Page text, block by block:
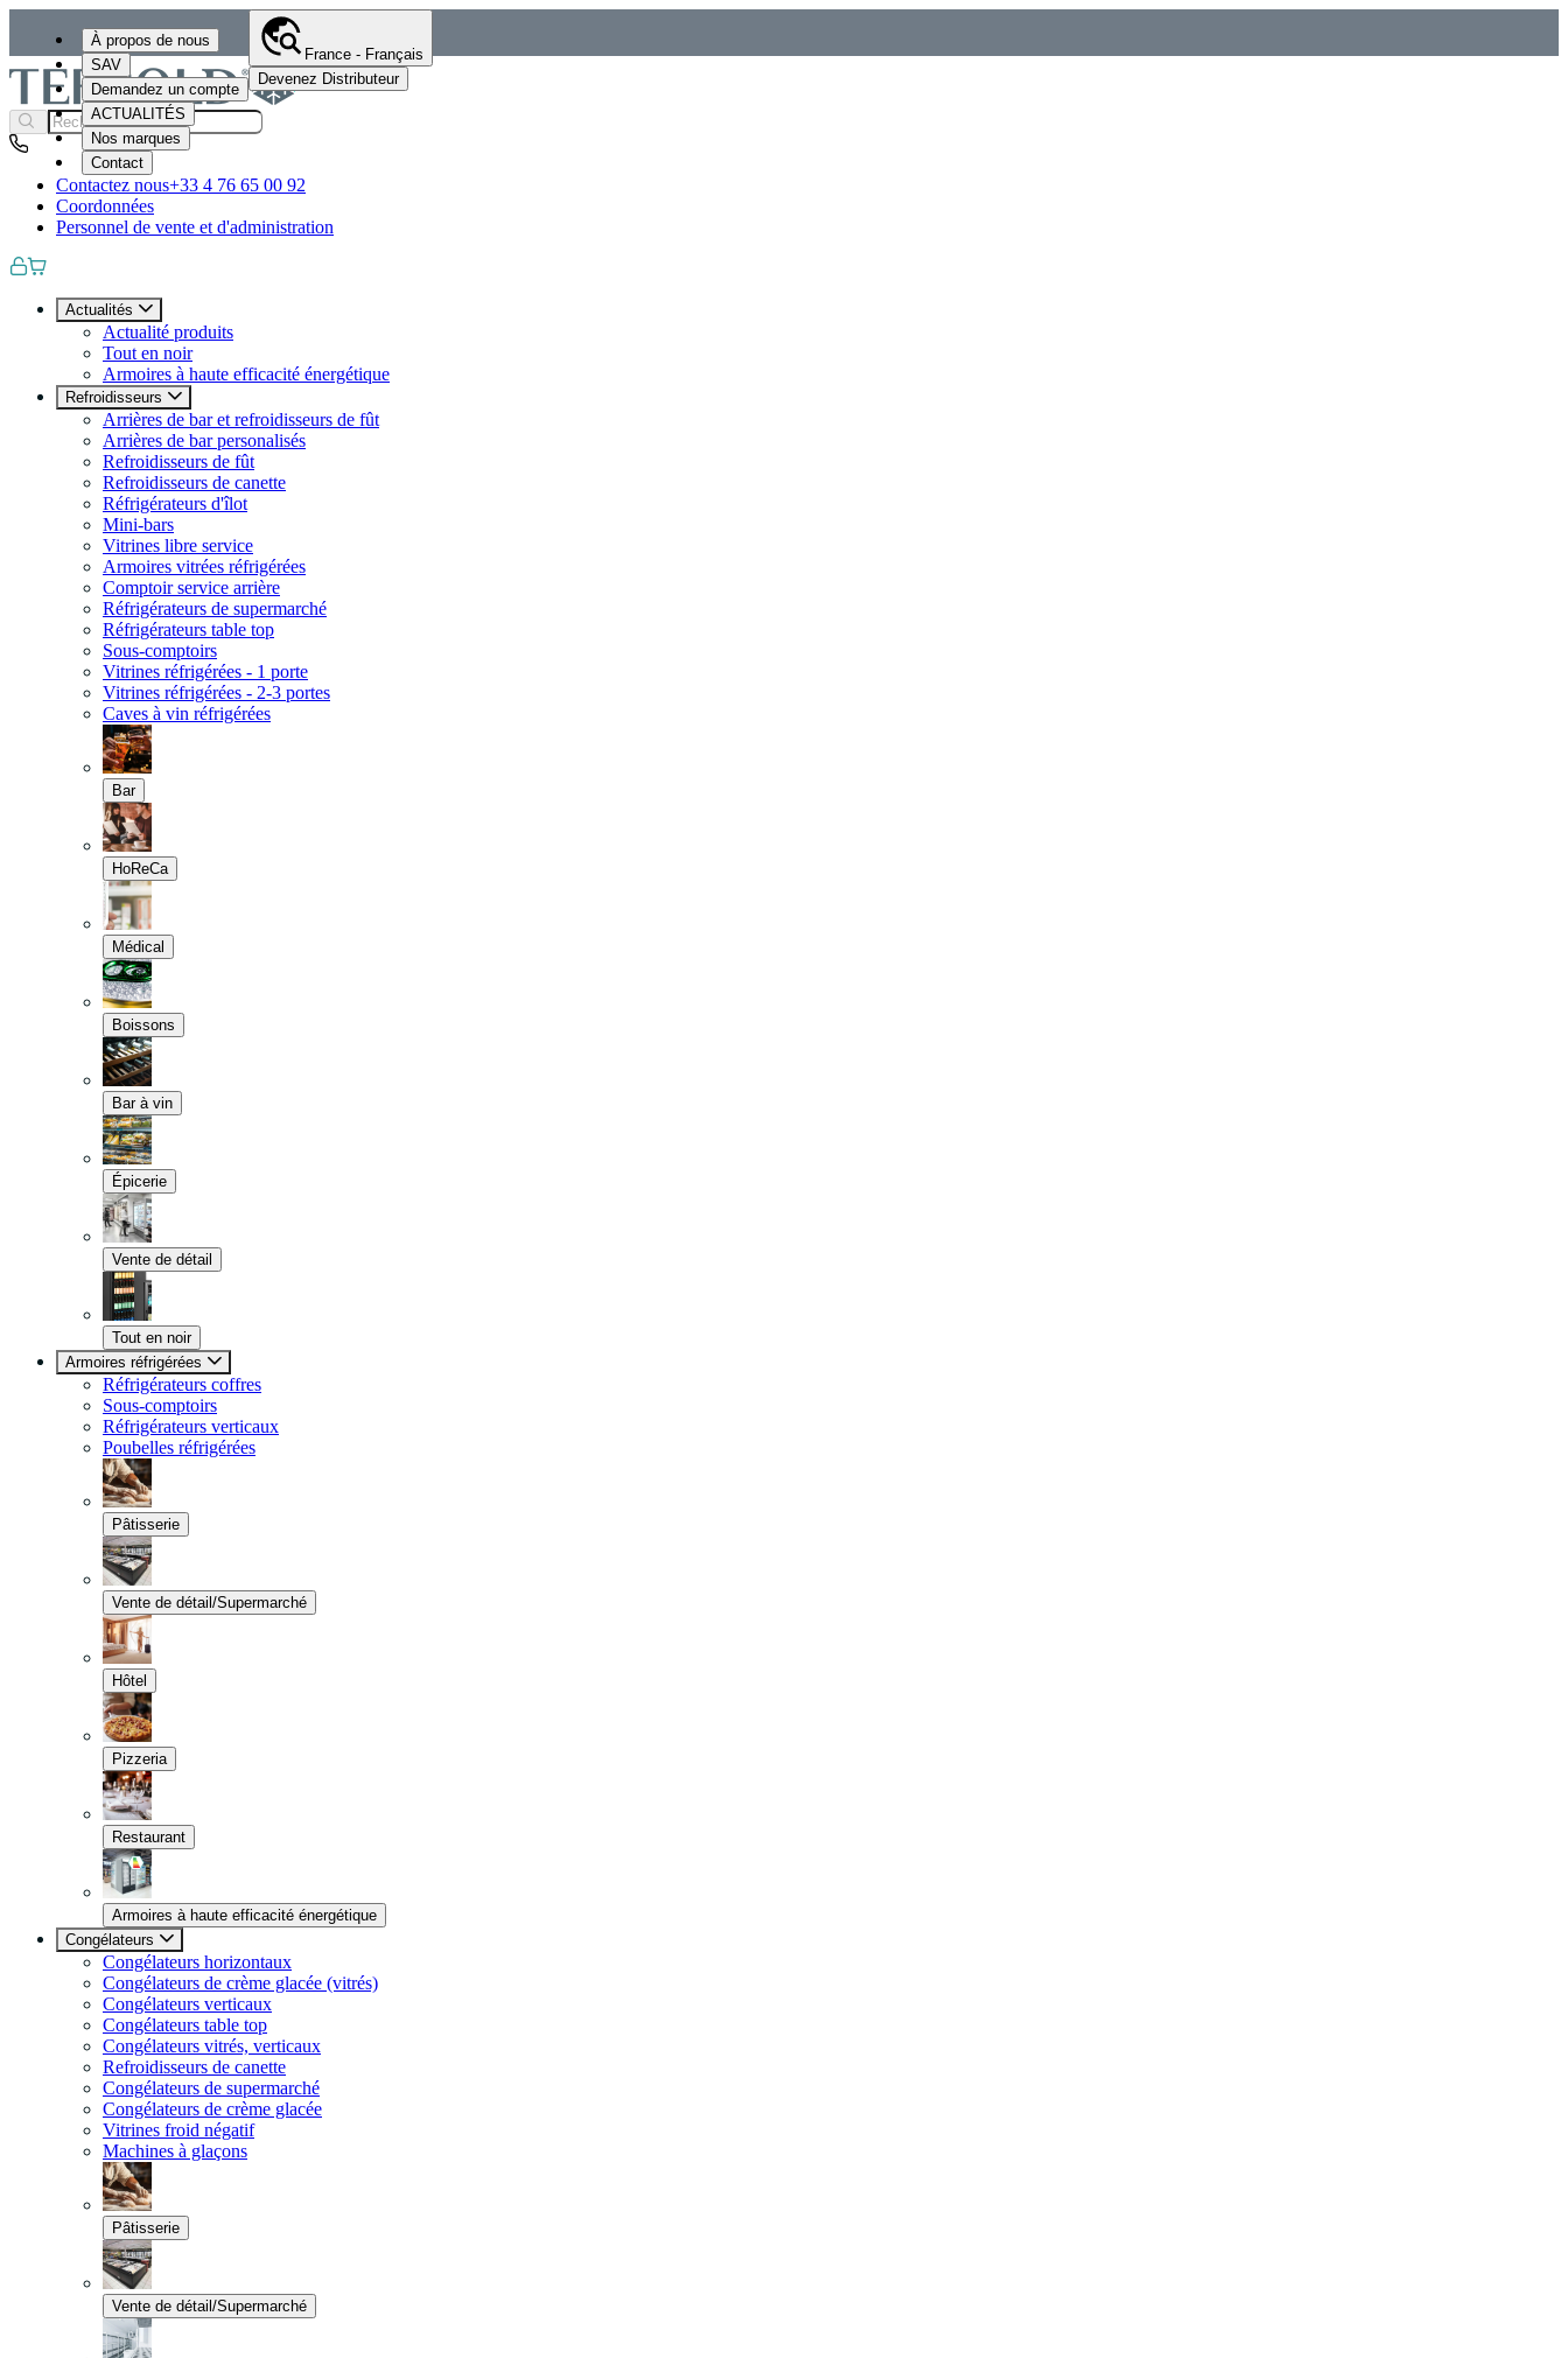
À propos de nous
SAV
Demandez un compte
ACTUALITÉS
Nos marques
Contact
France - Français
Devenez Distributeur
Contactez nous+33 4 76 65 00 92
Coordonnées
Personnel de vente et d'administration
Actualités
Actualité produits
Tout en noir
Armoires à haute efficacité énergétique
Refroidisseurs
Arrières de bar et refroidisseurs de fût
Arrières de bar personalisés
Refroidisseurs de fût
Refroidisseurs de canette
Réfrigérateurs d'îlot
Mini-bars
Vitrines libre service
Armoires vitrées réfrigérées
Comptoir service arrière
Réfrigérateurs de supermarché
Réfrigérateurs table top
Sous-comptoirs
Vitrines réfrigérées - 1 porte
Vitrines réfrigérées - 2-3 portes
Caves à vin réfrigérées
Bar
HoReCa
Médical
Boissons
Bar à vin
Épicerie
Vente de détail
Tout en noir
Armoires réfrigérées
Réfrigérateurs coffres
Sous-comptoirs
Réfrigérateurs verticaux
Poubelles réfrigérées
Pâtisserie
Vente de détail/Supermarché
Hôtel
Pizzeria
Restaurant
Armoires à haute efficacité énergétique
Congélateurs
Congélateurs horizontaux
Congélateurs de crème glacée (vitrés)
Congélateurs verticaux
Congélateurs table top
Congélateurs vitrés, verticaux
Refroidisseurs de canette
Congélateurs de supermarché
Congélateurs de crème glacée
Vitrines froid négatif
Machines à glaçons
Pâtisserie
Vente de détail/Supermarché